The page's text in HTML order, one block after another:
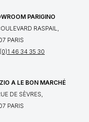
PARIGINO
RASPAIL,
PARIS
46 34 35 30
A LE BON MARCHÉ
DE SÈVRES,
PARIS